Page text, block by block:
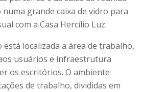
grande caixa de vidro para
com a Casa Hercílio Luz.
localizada a área de trabalho,
usuários e infraestrutura
os escritórios. O ambiente
de trabalho, divididas em